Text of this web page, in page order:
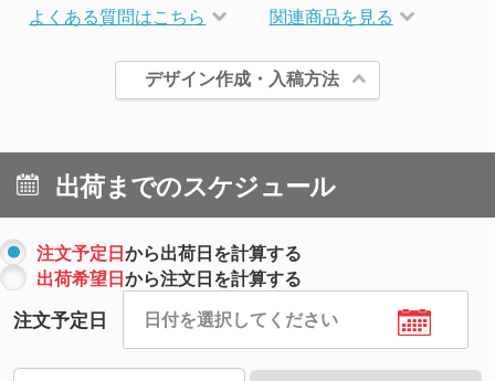
よくある質問はこちら 関連商品を見る
デザイン作成・入稿方法
出荷までのスケジュール
注文予定日から出荷日を計算する
出荷希望日から注文日を計算する
注文予定日